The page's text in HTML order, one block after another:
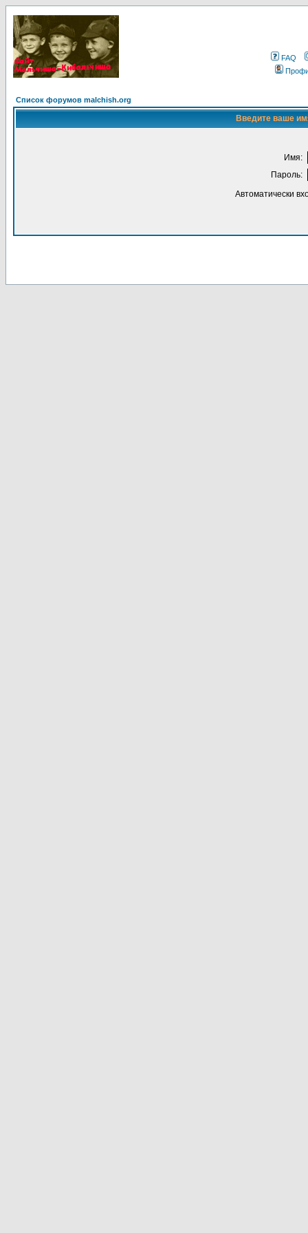
FAQ
Список форумов malchish.org
Введите ваше
Имя:
Пароль:
Автоматически